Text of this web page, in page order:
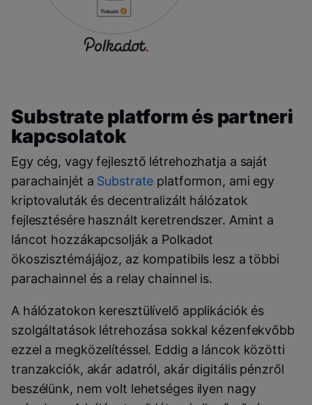
Substrate platform és partneri
kapcsolatok
Egy cég, vagy fejlesztő létrehozhatja a saját
parachainjét a Substrate platformon, ami egy
kriptovaluták és decentralizált hálózatok
fejlesztésére használt keretrendszer. Amint a
láncot hozzákapcsolják a Polkadot
ökoszisztémájájoz, az kompatibils lesz a többi
parachainnel és a relay chainnel is.
A hálózatokon keresztülívelő applikációk és
szolgáltatások létrehozása sokkal kézenfekvőbb
ezzel a megközelítéssel. Eddig a láncok közötti
tranzakciók, akár adatról, akár digitális pénzről
beszélünk, nem volt lehetséges ilyen nagy